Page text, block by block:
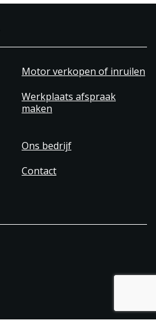
Motor verkopen of inruilen
Werkplaats afspraak
maken
Ons bedrijf
Contact